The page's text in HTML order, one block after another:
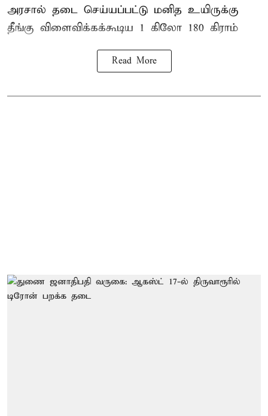
அரசால் தடை செய்யப்பட்டு மனித உயிருக்கு
தீங்கு விளைவிக்கக்கூடிய 1 கிலோ 180 கிராம்
Read More